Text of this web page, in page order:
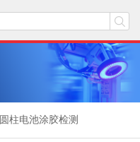
圆柱电池涂胶检测